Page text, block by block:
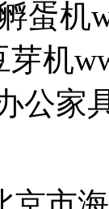
蛋机
芽机
公家